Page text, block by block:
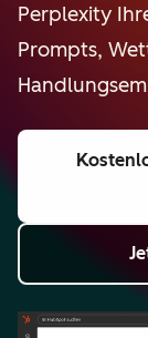
Perplexity
Prompts,